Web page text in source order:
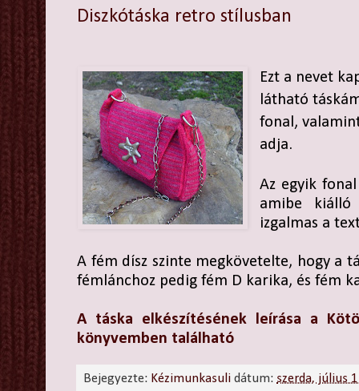
Diszkótáska retro stílusban
Ezt a nevet
látható
fonal,
adja.
Az egyik
amibe
izgalmas a
A fém dísz szinte megkövetelte, hogy a
fémlánchoz pedig fém D karika, és fém
A táska elkészítésének leírása a
könyvemben található
Bejegyezte: Kézimunkasuli dátum: szerda, július